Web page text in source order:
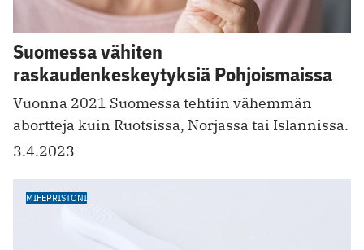
Suomessa vähiten
raskaudenkeskeytyksiä Pohjoismaissa
Vuonna 2021 Suomessa tehtiin vähemmän
abortteja kuin Ruotsissa, Norjassa tai Islannissa.
3.4.2023
MIFEPRISTONI